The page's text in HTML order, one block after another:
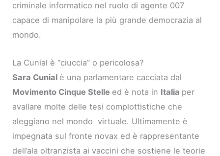
criminale informatico nel ruolo di agente 007
capace di manipolare la più grande democrazia al
mondo.
La Cunial è “ciuccia” o pericolosa?
Sara Cunial è una parlamentare cacciata dal
Movimento Cinque Stelle ed è nota in Italia per
avallare molte delle tesi complottistiche che
aleggiano nel mondo virtuale. Ultimamente è
impegnata sul fronte novax ed è rappresentante
dell’ala oltranzista ai vaccini che sostiene le teorie